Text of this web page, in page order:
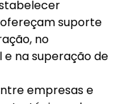
suporte
no
na superação de
empresas e